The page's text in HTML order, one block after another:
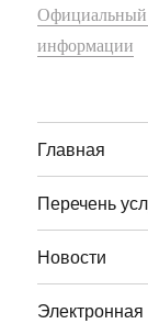
Официальный
информации
Главная
Перечень
Новости